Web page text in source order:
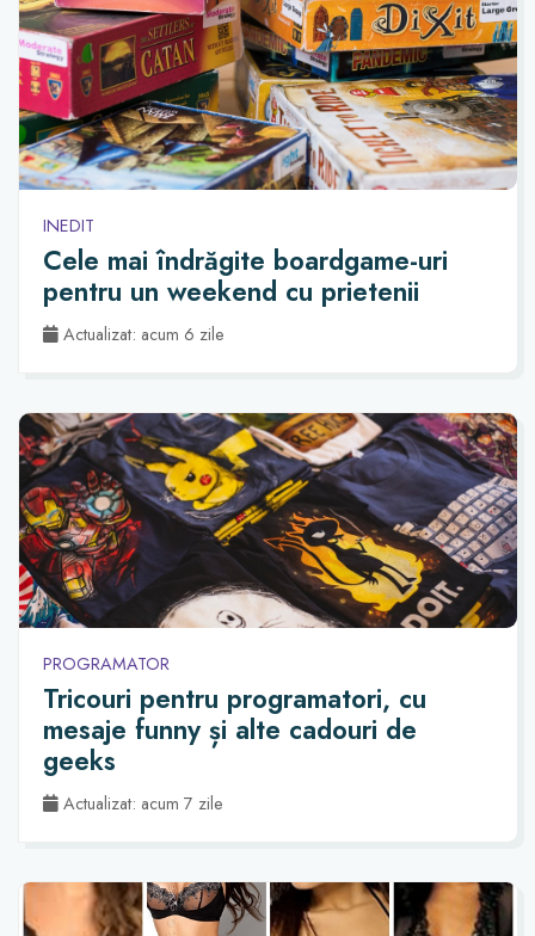
INEDIT
Cele mai îndrăgite boardgame-uri
pentru un weekend cu prietenii
Actualizat: acum 6 zile
PROGRAMATOR
Tricouri pentru programatori, cu
mesaje funny și alte cadouri de
geeks
Actualizat: acum 7 zile